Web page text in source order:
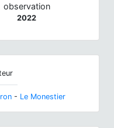
observation
2022
- Le Monestier